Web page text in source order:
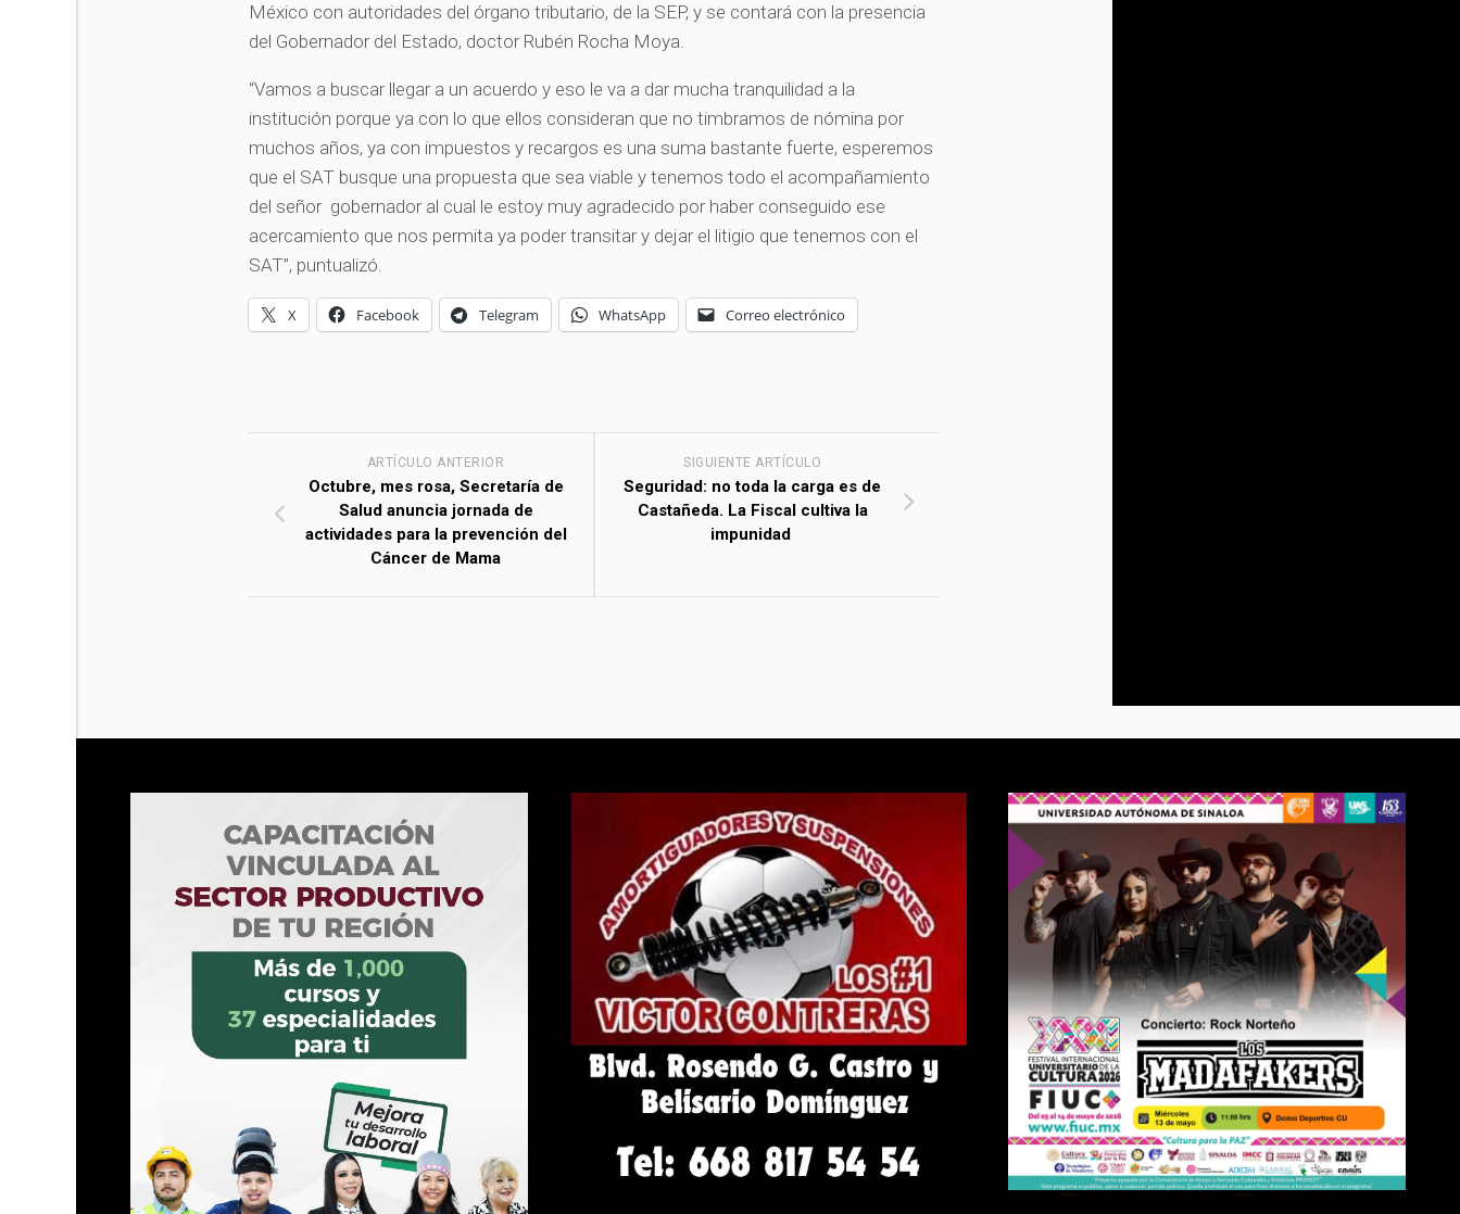
México con autoridades del órgano tributario, de la SEP, y se contará con la presencia
del Gobernador del Estado, doctor Rubén Rocha Moya.
“Vamos a buscar llegar a un acuerdo y eso le va a dar mucha tranquilidad a la
institución porque ya con lo que ellos consideran que no timbramos de nómina por
muchos años, ya con impuestos y recargos es una suma bastante fuerte, esperemos
que el SAT busque una propuesta que sea viable y tenemos todo el acompañamiento
del señor gobernador al cual le estoy muy agradecido por haber conseguido ese
acercamiento que nos permita ya poder transitar y dejar el litigio que tenemos con el
SAT”, puntualizó.
X Facebook Telegram WhatsApp Correo electrónico
SIGUIENTE ARTÍCULO
Seguridad: no toda la carga es de
Castañeda. La Fiscal cultiva la
impunidad
ARTÍCULO ANTERIOR
Octubre, mes rosa, Secretaría de
Salud anuncia jornada de
actividades para la prevención del
Cáncer de Mama